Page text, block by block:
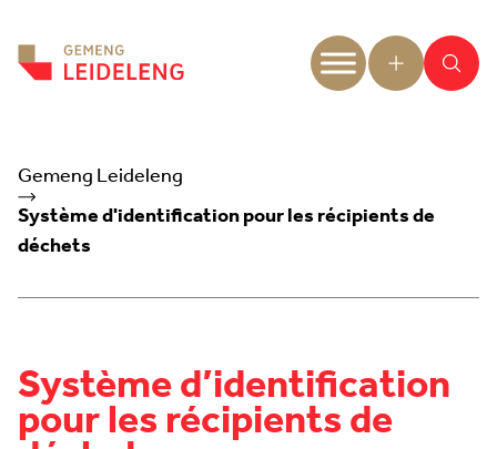
Gemeng Leideleng
Système d'identification pour les récipients de
déchets
Système d’identification
pour les récipients de